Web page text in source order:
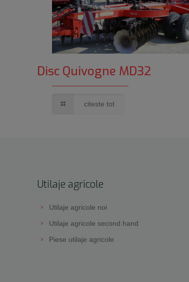
Disc Quivogne MD32
citeste tot
Utilaje agricole
Utilaje agricole noi
Utilaje agricole second hand
Piese utilaje agricole